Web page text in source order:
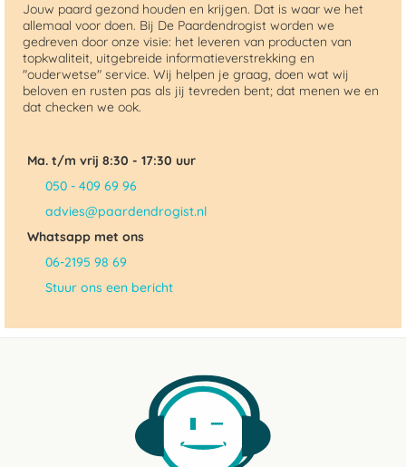
Jouw paard gezond houden en krijgen. Dat is waar we het
allemaal voor doen. Bij De Paardendrogist worden we
gedreven door onze visie: het leveren van producten van
topkwaliteit, uitgebreide informatieverstrekking en
"ouderwetse" service. Wij helpen je graag, doen wat wij
beloven en rusten pas als jij tevreden bent; dat menen we en
dat checken we ook.
Ma. t/m vrij 8:30 - 17:30 uur
050 - 409 69 96
advies@paardendrogist.nl
Whatsapp met ons
06-2195 98 69
Stuur ons een bericht